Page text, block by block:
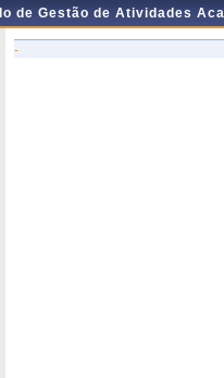
de Gestão de Atividades
-